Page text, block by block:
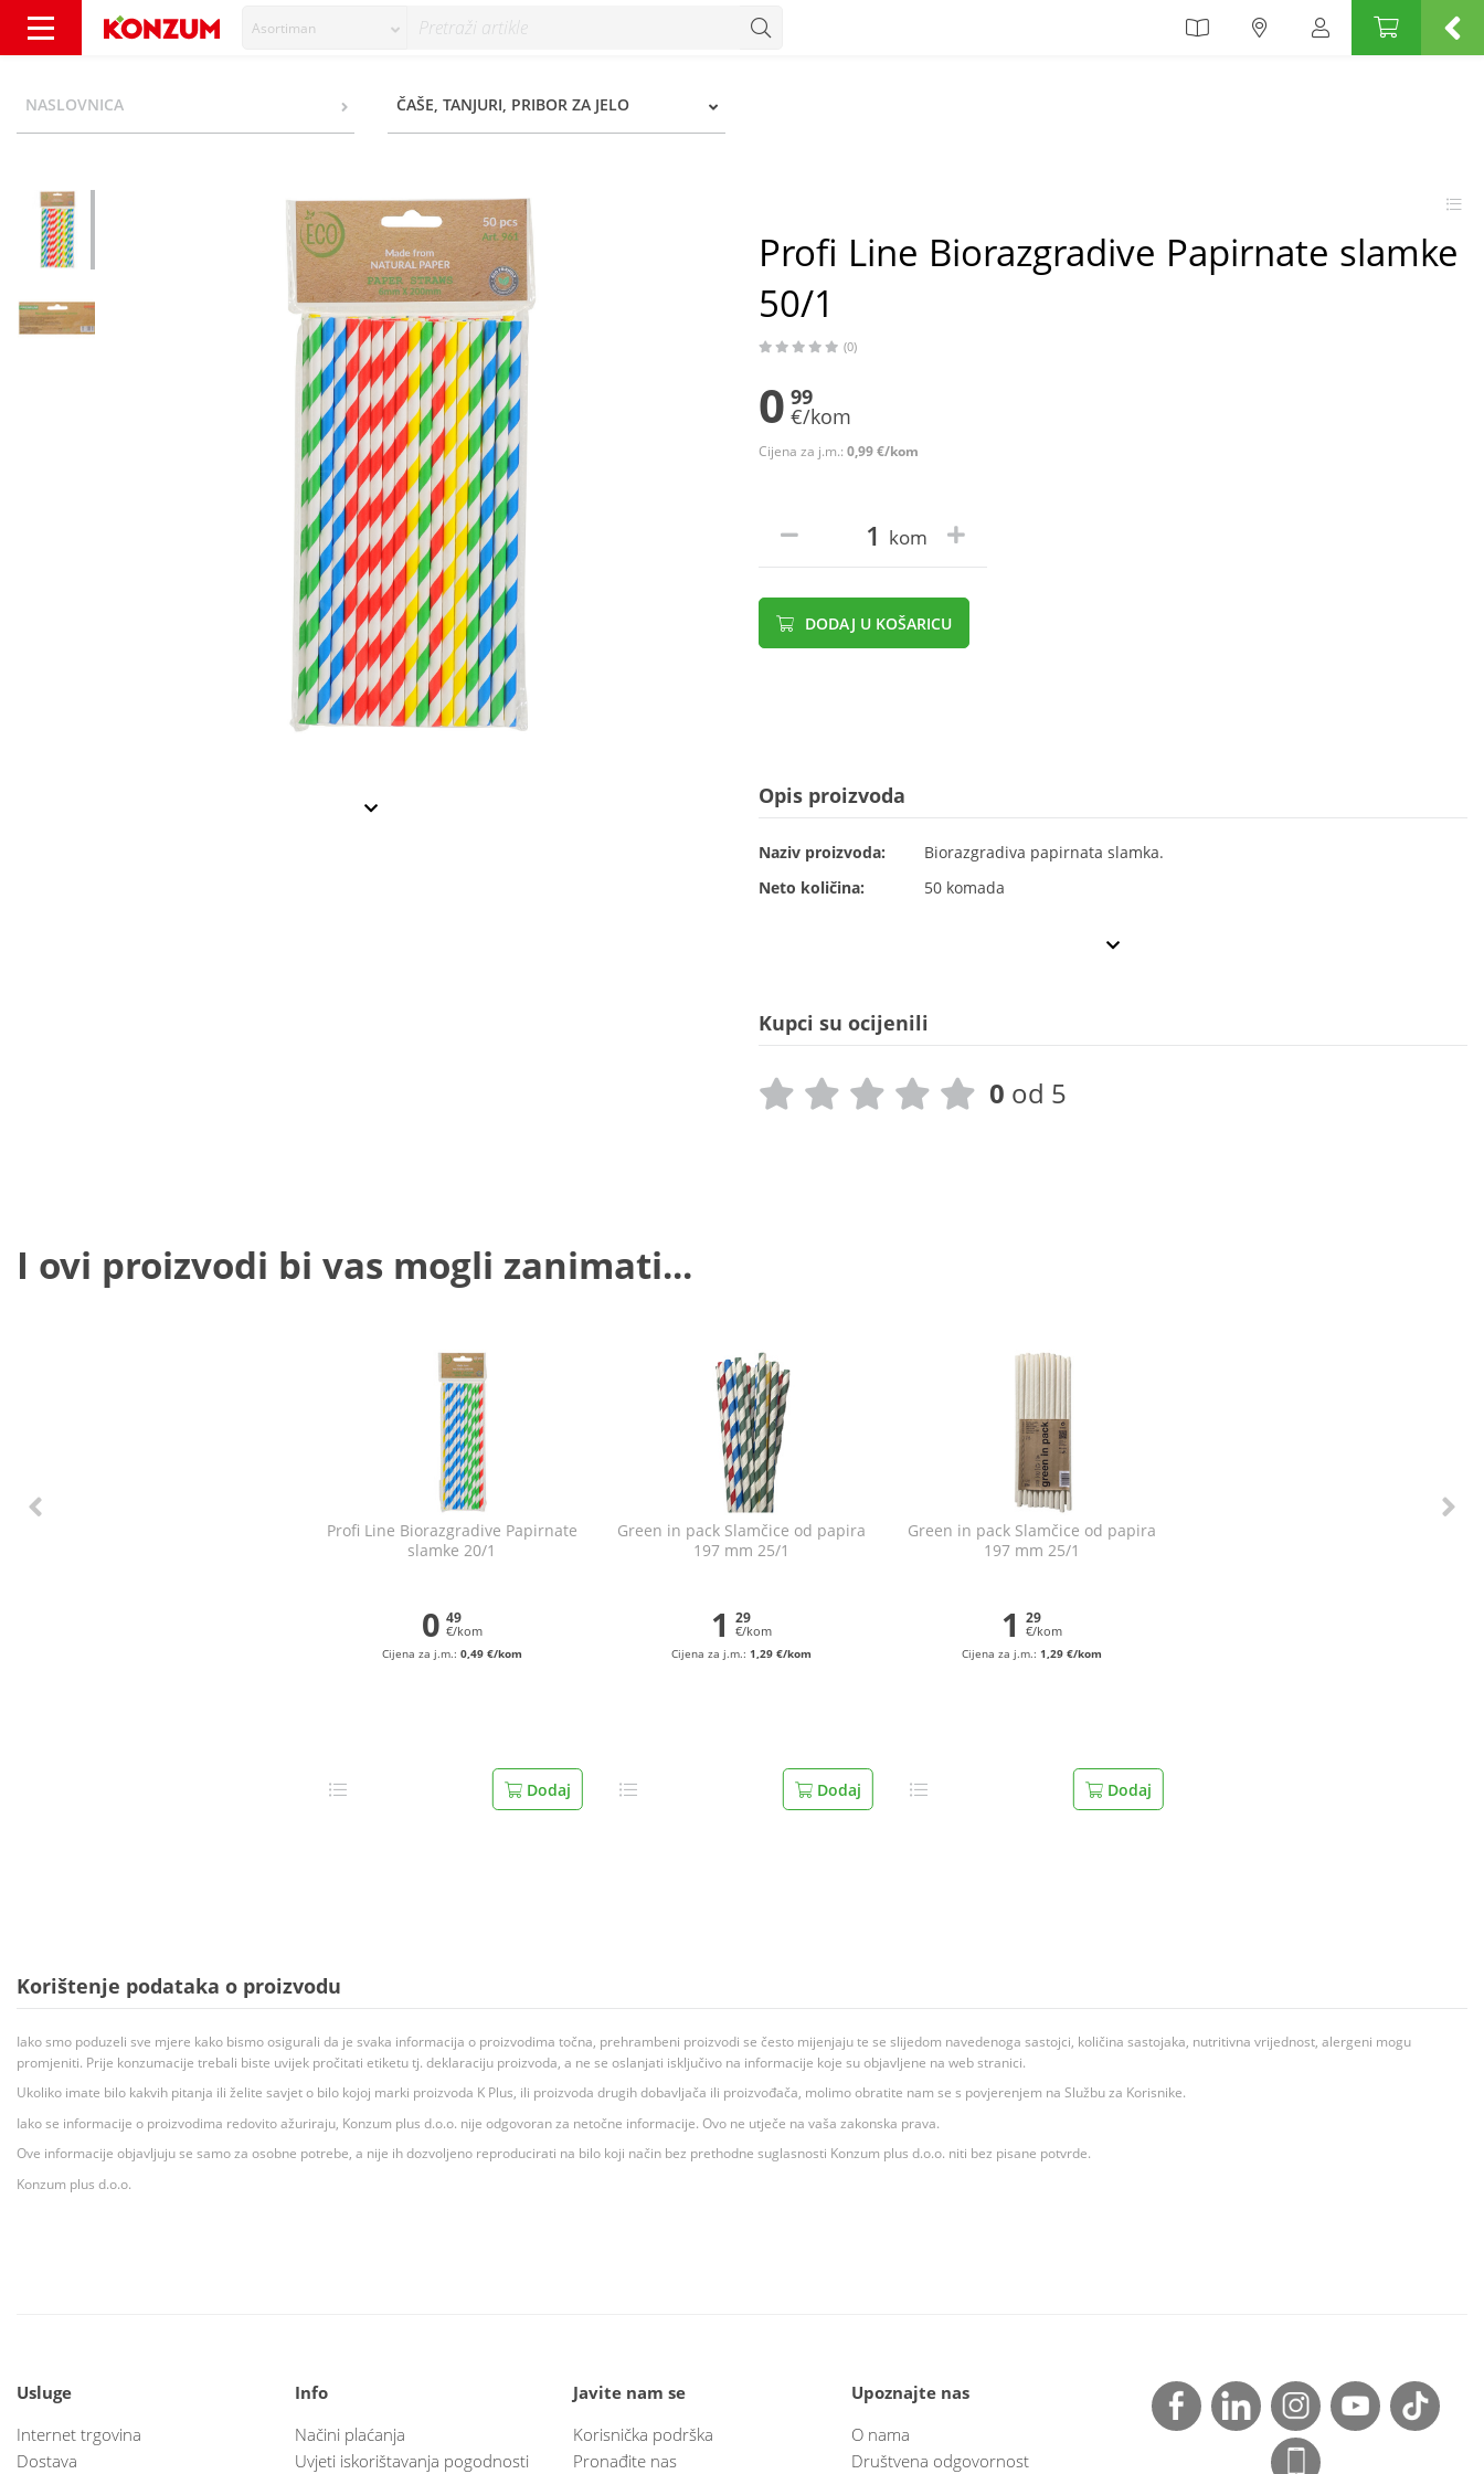
Asortiman
NASLOVNICA ČAŠE, TANJURI, PRIBOR ZA JELO
Profi Line Biorazgradive Papirnate slamke
50/1
(0)
0 99
€/kom
Cijena za j.m.: 0,99 €/kom
kom
DODAJ U KOŠARICU
Opis proizvoda
Naziv proizvoda:
Biorazgradiva papirnata slamka.
Neto količina:
50 komada
Kupci su ocijenili
0 od 5
I ovi proizvodi bi vas mogli zanimati...
Profi Line Biorazgradive Papirnate
slamke 20/1
0 49
€/kom
Cijena za j.m.: 0,49 €/kom
Dodaj
Green in pack Slamčice od papira
197 mm 25/1
1 29
€/kom
Cijena za j.m.:1,29 €/kom
Dodaj
Green in pack Slamčice od papira
197 mm 25/1
1 29
€/kom
Cijena za j.m.:1,29 €/kom
Dodaj
Korištenje podataka o proizvodu
Iako smo poduzeli sve mjere kako bismo osigurali da je svaka informacija o proizvodima točna, prehrambeni proizvodi se često mijenjaju te se slijedom navedenoga sastojci, količina sastojaka, nutritivna vrijednost, alergeni mogu
promjeniti. Prije konzumacije trebali biste uvijek pročitati etiketu tj. deklaraciju proizvoda, a ne se oslanjati isključivo na informacije koje su objavljene na web stranici.
Ukoliko imate bilo kakvih pitanja ili želite savjet o bilo kojoj marki proizvoda K Plus, ili proizvoda drugih dobavljača ili proizvođača, molimo obratite nam se s povjerenjem na Službu za Korisnike.
Iako se informacije o proizvodima redovito ažuriraju, Konzum plus d.o.o. nije odgovoran za netočne informacije. Ovo ne utječe na vaša zakonska prava.
Ove informacije objavljuju se samo za osobne potrebe, a nije ih dozvoljeno reproducirati na bilo koji način bez prethodne suglasnosti Konzum plus d.o.o. niti bez pisane potvrde.
Konzum plus d.o.o.
Usluge
Internet trgovina
Dostava
Info
Načini plaćanja
Uvjeti iskorištavanja pogodnosti
Javite nam se
Korisnička podrška
Pronađite nas
Upoznajte nas
O nama
Društvena odgovornost